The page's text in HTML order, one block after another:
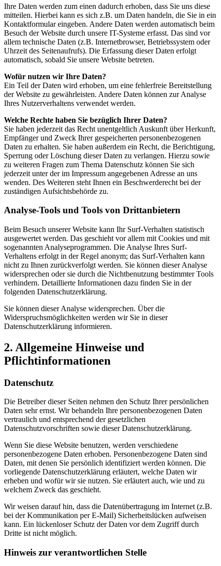
Ihre Daten werden zum einen dadurch erhoben, dass Sie uns diese
mitteilen. Hierbei kann es sich z.B. um Daten handeln, die Sie in ein
Kontaktformular eingeben. Andere Daten werden automatisch beim
Besuch der Website durch unsere IT-Systeme erfasst. Das sind vor
allem technische Daten (z.B. Internetbrowser, Betriebssystem oder
Uhrzeit des Seitenaufrufs). Die Erfassung dieser Daten erfolgt
automatisch, sobald Sie unsere Website betreten.
Wofür nutzen wir Ihre Daten?
Ein Teil der Daten wird erhoben, um eine fehlerfreie Bereitstellung
der Website zu gewährleisten. Andere Daten können zur Analyse
Ihres Nutzerverhaltens verwendet werden.
Welche Rechte haben Sie bezüglich Ihrer Daten?
Sie haben jederzeit das Recht unentgeltlich Auskunft über Herkunft,
Empfänger und Zweck Ihrer gespeicherten personenbezogenen
Daten zu erhalten. Sie haben außerdem ein Recht, die Berichtigung,
Sperrung oder Löschung dieser Daten zu verlangen. Hierzu sowie
zu weiteren Fragen zum Thema Datenschutz können Sie sich
jederzeit unter der im Impressum angegebenen Adresse an uns
wenden. Des Weiteren steht Ihnen ein Beschwerderecht bei der
zuständigen Aufsichtsbehörde zu.
Analyse-Tools und Tools von Drittanbietern
Beim Besuch unserer Website kann Ihr Surf-Verhalten statistisch
ausgewertet werden. Das geschieht vor allem mit Cookies und mit
sogenannten Analyseprogrammen. Die Analyse Ihres Surf-
Verhaltens erfolgt in der Regel anonym; das Surf-Verhalten kann
nicht zu Ihnen zurückverfolgt werden. Sie können dieser Analyse
widersprechen oder sie durch die Nichtbenutzung bestimmter Tools
verhindern. Detaillierte Informationen dazu finden Sie in der
folgenden Datenschutzerklärung.
Sie können dieser Analyse widersprechen. Über die
Widerspruchsmöglichkeiten werden wir Sie in dieser
Datenschutzerklärung informieren.
2. Allgemeine Hinweise und
Pflichtinformationen
Datenschutz
Die Betreiber dieser Seiten nehmen den Schutz Ihrer persönlichen
Daten sehr ernst. Wir behandeln Ihre personenbezogenen Daten
vertraulich und entsprechend der gesetzlichen
Datenschutzvorschriften sowie dieser Datenschutzerklärung.
Wenn Sie diese Website benutzen, werden verschiedene
personenbezogene Daten erhoben. Personenbezogene Daten sind
Daten, mit denen Sie persönlich identifiziert werden können. Die
vorliegende Datenschutzerklärung erläutert, welche Daten wir
erheben und wofür wir sie nutzen. Sie erläutert auch, wie und zu
welchem Zweck das geschieht.
Wir weisen darauf hin, dass die Datenübertragung im Internet (z.B.
bei der Kommunikation per E-Mail) Sicherheitslücken aufweisen
kann. Ein lückenloser Schutz der Daten vor dem Zugriff durch
Dritte ist nicht möglich.
Hinweis zur verantwortlichen Stelle